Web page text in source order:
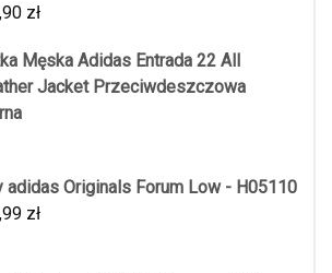
zł
Męska Adidas Entrada 22 All
Jacket Przeciwdeszczowa
adidas Originals Forum Low - H05110
zł